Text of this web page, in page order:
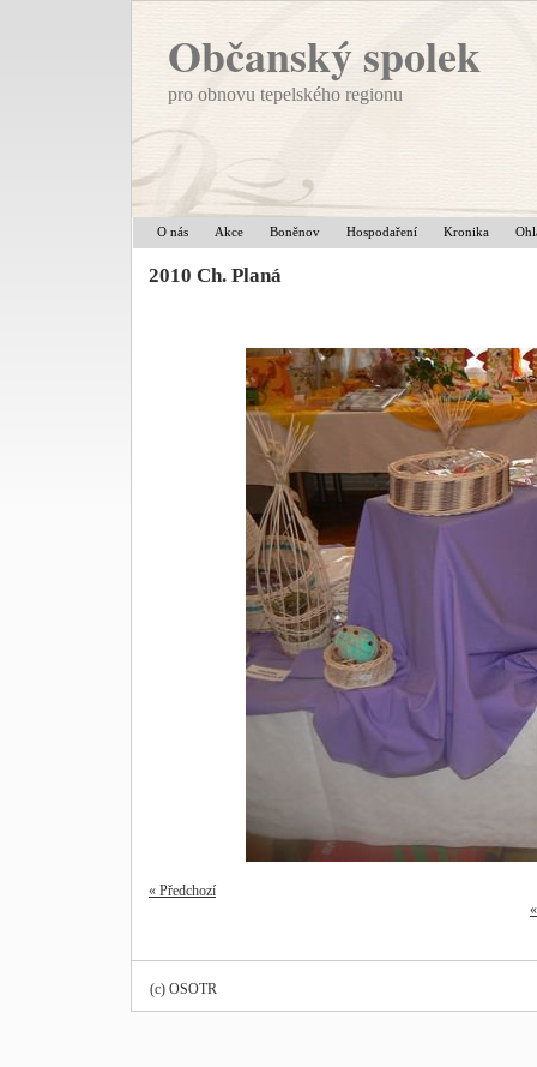
Občanský spolek
pro obnovu tepelského regionu
O nás Akce Boněnov Hospodaření Kronika
2010 Ch. Planá
« Předchozí
(c) OSOTR